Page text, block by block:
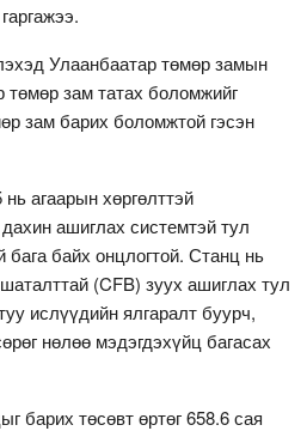
Улаанбаатар төмөр замын
төмөр зам татах боломжийг
зам барих боломжтой гэсэн
агаарын хөргөлттэй
ашиглах системтэй тул
бага байх онцлогтой. Станц нь
(CFB) зуух ашиглах тул
ислүүдийн ялгаралт буурч,
нөлөө мэдэгдэхүйц багасах
барих төсөвт өртөг 658.6 сая